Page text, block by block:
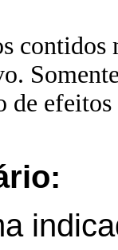
contidos
de